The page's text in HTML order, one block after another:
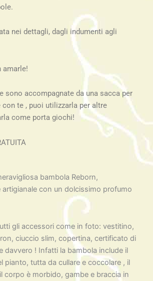
nei dettagli, dagli indumenti agli
amarle!
sono accompagnate da una sacca per
con te , puoi utilizzarla per altre
come porta giochi!
bambola Reborn,
con un dolcissimo profumo
gli accessori come in foto: vestitino,
ciuccio slim, copertina, certificato di
davvero ! Infatti la bambola include il
pianto, tutta da cullare e coccolare , il
corpo è morbido, gambe e braccia in